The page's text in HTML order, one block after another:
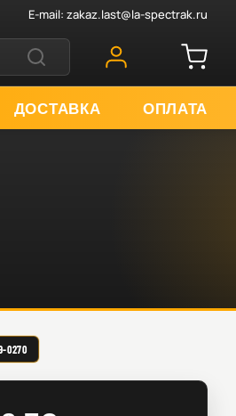
E-mail: zakaz.last@la-spectrak.ru
ДОСТАВКА ОПЛАТА